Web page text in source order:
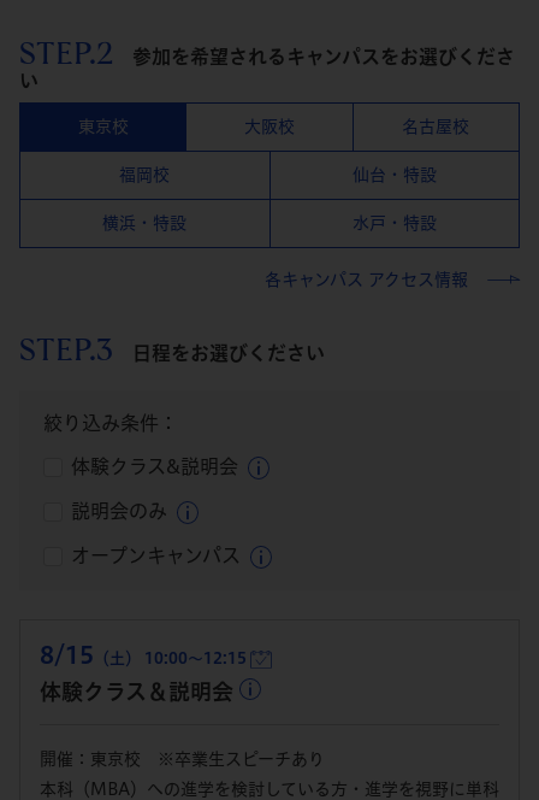
STEP.2
参加を希望されるキャンパスをお選びくださ
い
各キャンパス アクセス情報
東京校 大阪校 名古屋校
福岡校 仙台・特設
横浜・特設 水戸・特設
STEP.3 日程をお選びください
絞り込み条件：
体験クラス&説明会
説明会のみ
オープンキャンパス
8/15 （土） 10:00～12:15
体験クラス＆説明会
開催：東京校 ※卒業生スピーチあり
本科（MBA）への進学を検討している方・進学を視野に単科